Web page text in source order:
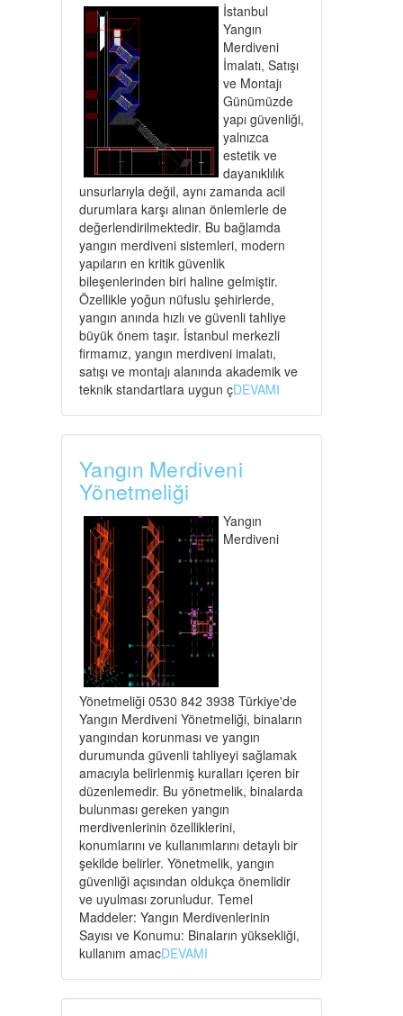
İstanbul
Yangın
Merdiveni
İmalatı, Satışı
ve Montajı
Günümüzde
yapı güvenliği,
yalnızca
estetik ve
dayanıklılık
unsurlarıyla değil, aynı zamanda acil
durumlara karşı alınan önlemlerle de
değerlendirilmektedir. Bu bağlamda
yangın merdiveni sistemleri, modern
yapıların en kritik güvenlik
bileşenlerinden biri haline gelmiştir.
Özellikle yoğun nüfuslu şehirlerde,
yangın anında hızlı ve güvenli tahliye
büyük önem taşır. İstanbul merkezli
firmamız, yangın merdiveni imalatı,
satışı ve montajı alanında akademik ve
teknik standartlara uygun çDEVAMI
Yangın Merdiveni
Yönetmeliği
Yangın
Merdiveni
Yönetmeliği 0530 842 3938 Türkiye'de
Yangın Merdiveni Yönetmeliği, binaların
yangından korunması ve yangın
durumunda güvenli tahliyeyi sağlamak
amacıyla belirlenmiş kuralları içeren bir
düzenlemedir. Bu yönetmelik, binalarda
bulunması gereken yangın
merdivenlerinin özelliklerini,
konumlarını ve kullanımlarını detaylı bir
şekilde belirler. Yönetmelik, yangın
güvenliği açısından oldukça önemlidir
ve uyulması zorunludur. Temel
Maddeler: Yangın Merdivenlerinin
Sayısı ve Konumu: Binaların yüksekliği,
kullanım amacDEVAMI